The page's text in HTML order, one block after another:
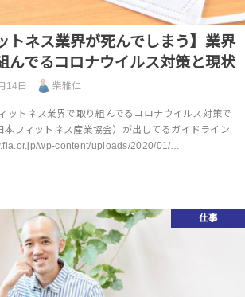
トネス業界が死んでしまう】業界
んでるコロナウイルス対策と現状
14日 柴雅仁
ットネス業界で取り組んでるコロナウイルス対策で
本フィットネス産業協会）が出してるガイドライン
wp-content/uploads/2020/01/…
仕事